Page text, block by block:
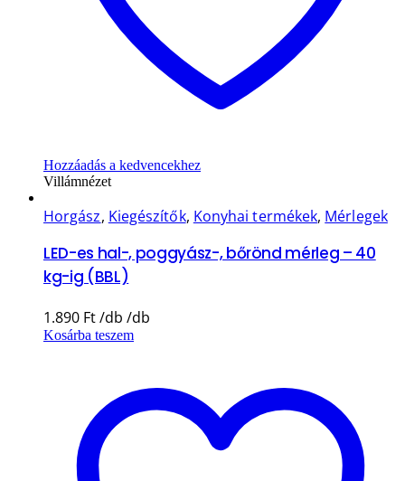
Hozzáadás a kedvencekhez
Villámnézet
Horgász, Kiegészítők, Konyhai termékek, Mérlegek
LED-es hal-, poggyász-, bőrönd mérleg – 40
kg-ig (BBL)
1.890 Ft
Kosárba teszem